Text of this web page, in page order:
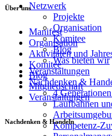
Netzwerk
Projekte
Organisation
Komitee
Blog
Was bieten wir
Veranstaltungen
Nachdenken &
4
Laufbahnen
Kompetenz-
Über uns
Manifest
Organisation
Aktivitäten und
Komitee
Blog
Mitgliedschaft
Veranstaltungen
Nachdenken & Handeln